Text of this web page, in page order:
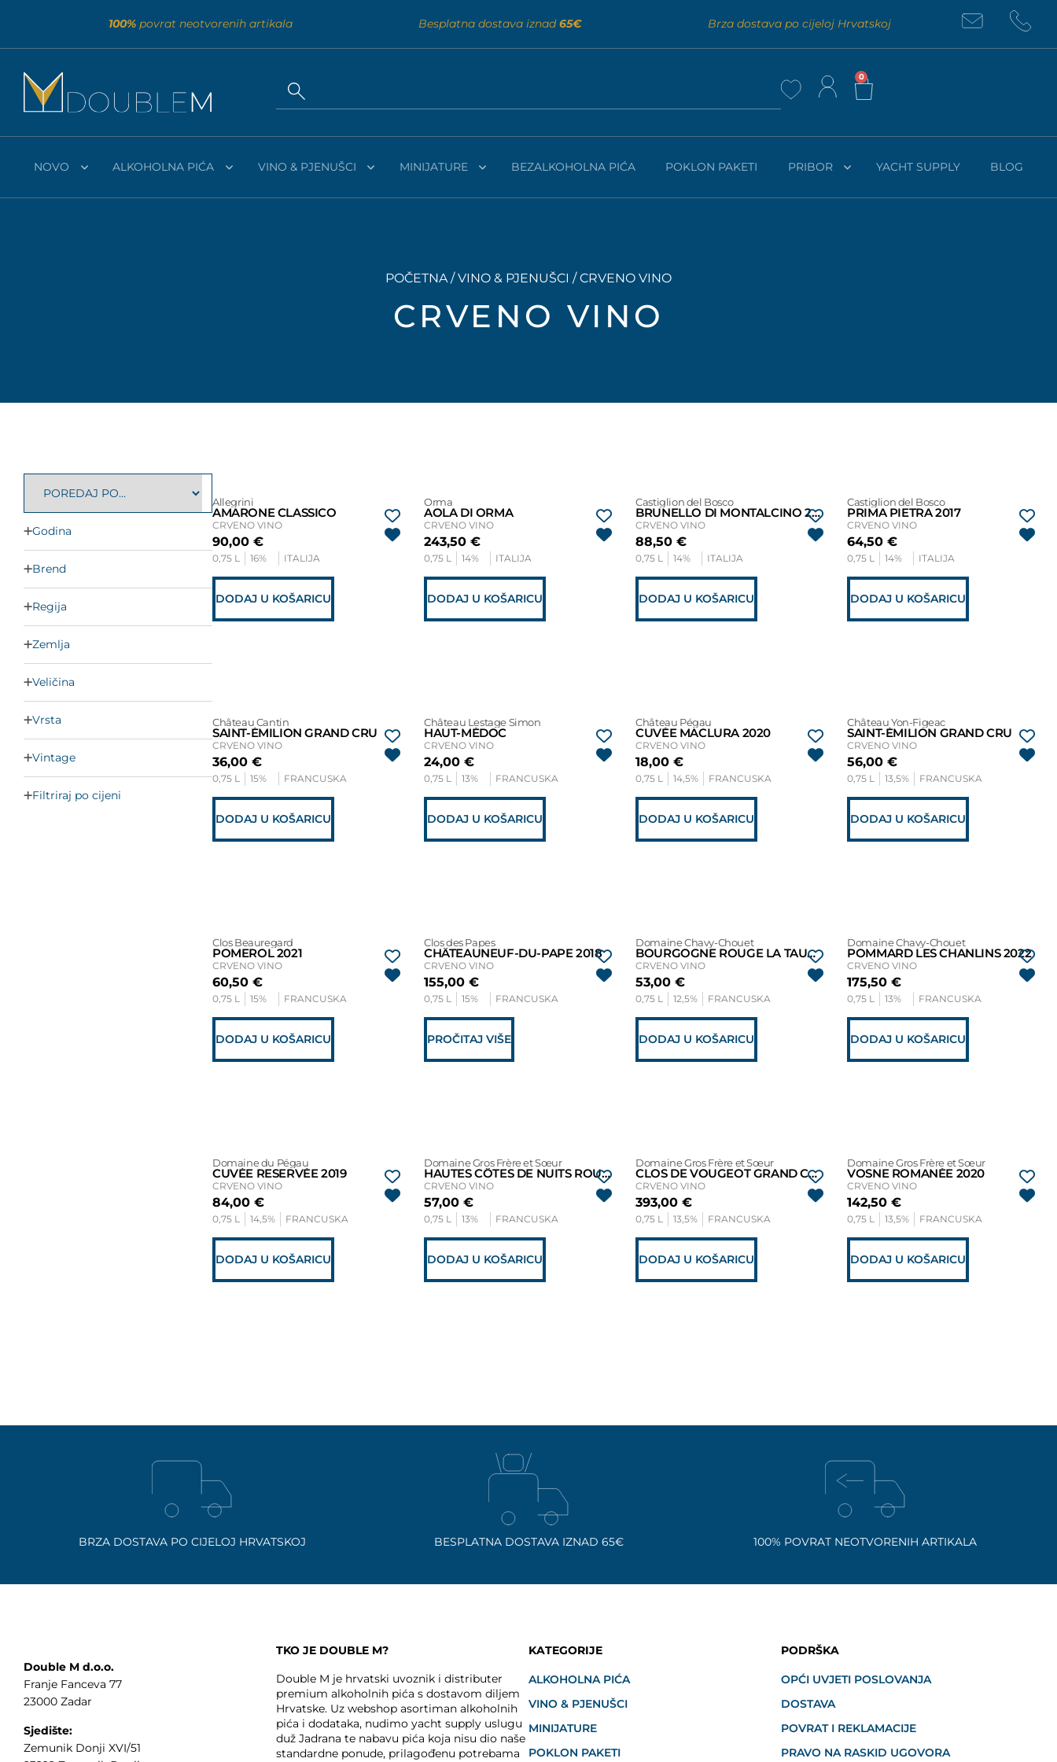
100% povrat neotvorenih artikala Besplatna dostava iznad65€ Brza dostava po cijeloj Hrvatskoj
0
NOVO ALKOHOLNA PIĆA VINO & PJENUŠCI MINIJATURE BEZALKOHOLNA PIĆA POKLON PAKETI PRIBOR YACHT SUPPLY BLOG
POČETNA/VINO & PJENUŠCI / CRVENO VINO
CRVENO VINO
Godina
Brend
Regija
Zemlja
Veličina
Vrsta
Vintage
Filtriraj po cijeni
Allegrini
AMARONE CLASSICO
CRVENO VINO
90,00 €
0,75 L 16% ITALIJA
DODAJ U KOŠARICU
Orma
AOLA DI ORMA
CRVENO VINO
243,50€
0,75 L 14% ITALIJA
DODAJ U KOŠARICU
Castiglion del Bosco
BRUNELLO DI MONTALCINO 2018
CRVENO VINO
88,50€
0,75 L 14% ITALIJA
DODAJ U KOŠARICU
Castiglion del Bosco
PRIMA PIETRA 2017
CRVENO VINO
64,50€
0,75 L 14% ITALIJA
DODAJ U KOŠARICU
Château Cantin
SAINT-ÉMILION GRAND CRU
CRVENO VINO
36,00 €
0,75 L 15% FRANCUSKA
DODAJ U KOŠARICU
Château Lestage Simon
HAUT-MÉDOC
CRVENO VINO
24,00€
0,75 L 13% FRANCUSKA
DODAJ U KOŠARICU
Château Pégau
CUVÉE MACLURA 2020
CRVENO VINO
18,00€
0,75 L 14,5% FRANCUSKA
DODAJ U KOŠARICU
Château Yon-Figeac
SAINT-ÉMILION GRAND CRU
CRVENO VINO
56,00€
0,75 L 13,5% FRANCUSKA
DODAJ U KOŠARICU
Clos Beauregard
POMEROL 2021
CRVENO VINO
60,50 €
0,75 L 15% FRANCUSKA
DODAJ U KOŠARICU
Clos des Papes
CHÂTEAUNEUF-DU-PAPE 2018
CRVENO VINO
155,00€
0,75 L 15% FRANCUSKA
PROČITAJ VIŠE
Domaine Chavy-Chouet
BOURGOGNE ROUGE LA TAUPE 2021
CRVENO VINO
53,00€
0,75 L 12,5% FRANCUSKA
DODAJ U KOŠARICU
Domaine Chavy-Chouet
POMMARD LES CHANLINS 2022
CRVENO VINO
175,50€
0,75 L 13% FRANCUSKA
DODAJ U KOŠARICU
Domaine du Pégau
CUVÉE RESERVÉE 2019
CRVENO VINO
84,00 €
0,75 L 14,5% FRANCUSKA
DODAJ U KOŠARICU
Domaine Gros Frère et Sœur
HAUTES CÔTES DE NUITS ROUGE 2021
CRVENO VINO
57,00€
0,75 L 13% FRANCUSKA
DODAJ U KOŠARICU
Domaine Gros Frère et Sœur
CLOS DE VOUGEOT GRAND CRU 2021
CRVENO VINO
393,00€
0,75 L 13,5% FRANCUSKA
DODAJ U KOŠARICU
Domaine Gros Frère et Sœur
VOSNE ROMANÉE 2020
CRVENO VINO
142,50€
0,75 L 13,5% FRANCUSKA
DODAJ U KOŠARICU
BRZA DOSTAVA PO CIJELOJ HRVATSKOJ BESPLATNA DOSTAVA IZNAD 65€ 100% POVRAT NEOTVORENIH ARTIKALA
Double M d.o.o.
Franje Fanceva 77
23000 Zadar
Sjedište:
Zemunik Donji XVI/51
TKO JE DOUBLE M?
Double M je hrvatski uvoznik i distributer
premium alkoholnih pića s dostavom diljem
Hrvatske. Uz webshop asortiman alkoholnih
pića i dodataka, nudimo yacht supply uslugu
duž Jadrana te nabavu pića koja nisu dio naše
standardne ponude, prilagođenu potrebama
KATEGORIJE
ALKOHOLNA PIĆA
VINO & PJENUŠCI
MINIJATURE
POKLON PAKETI
PODRŠKA
OPĆI UVJETI POSLOVANJA
DOSTAVA
POVRAT I REKLAMACIJE
PRAVO NA RASKID UGOVORA